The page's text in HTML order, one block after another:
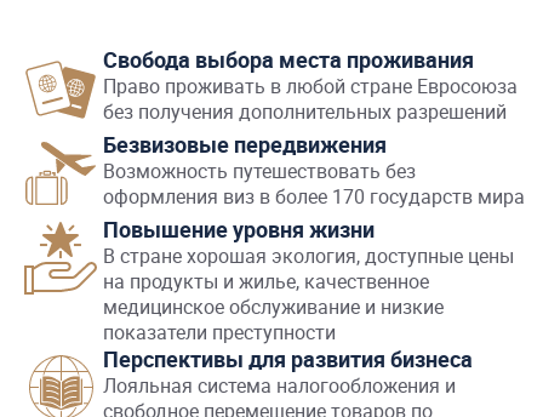
Свобода выбора места проживания
Право проживать в любой стране Евросоюза
без получения дополнительных разрешений
Безвизовые передвижения
Возможность путешествовать без
оформления виз в более 170 государств мира
Повышение уровня жизни
В стране хорошая экология, доступные цены
на продукты и жилье, качественное
медицинское обслуживание и низкие
показатели преступности
Перспективы для развития бизнеса
Лояльная система налогообложения и
свободное перемещение товаров по